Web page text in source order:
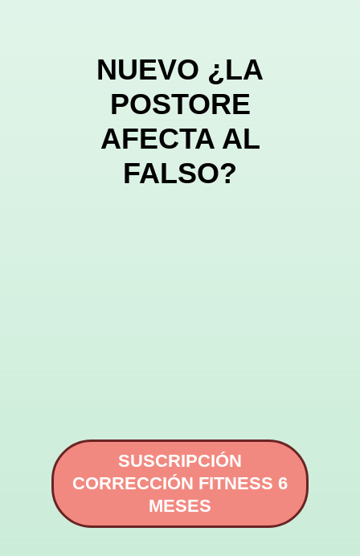
NUEVO ¿LA
POSTORE
AFECTA AL
FALSO?
SUSCRIPCIÓN
CORRECCIÓN FITNESS 6
MESES